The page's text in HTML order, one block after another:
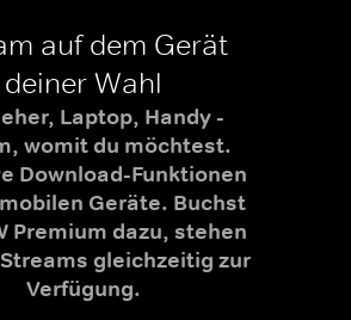
auf dem Gerät
deiner Wahl
Laptop, Handy -
womit du möchtest.
Download-Funktionen
Geräte. Buchst
Premium dazu, stehen
gleichzeitig zur
Verfügung.